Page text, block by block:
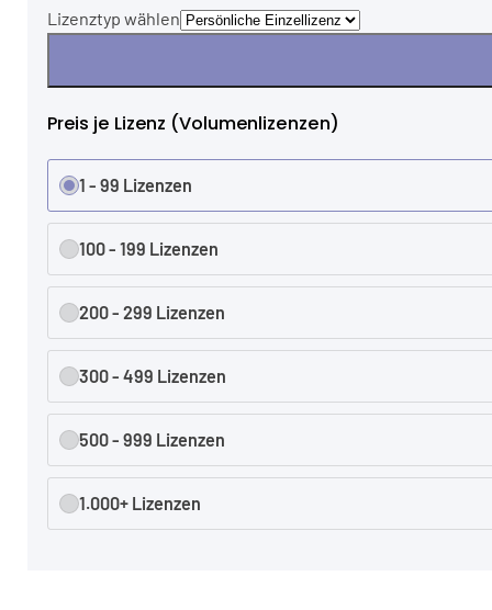
Lizenztyp wählen
Preis je Lizenz (Volumenlizenzen)
1 - 99 Lizenzen
100 - 199 Lizenzen
200 - 299 Lizenzen
300 - 499 Lizenzen
500 - 999 Lizenzen
1.000+ Lizenzen